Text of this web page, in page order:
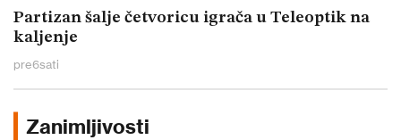
Partizan šalje četvoricu igrača u Teleoptik na
kaljenje
pre6sati
Zanimljivosti